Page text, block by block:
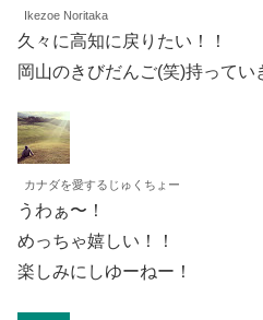
Ikezoe Noritaka
久々に高知に戻りたい！！
岡山のきびだんご(笑)持ってい
カナダを愛するじゅくちょー
うわぁ〜！
めっちゃ嬉しい！！
楽しみにしゆーねー！